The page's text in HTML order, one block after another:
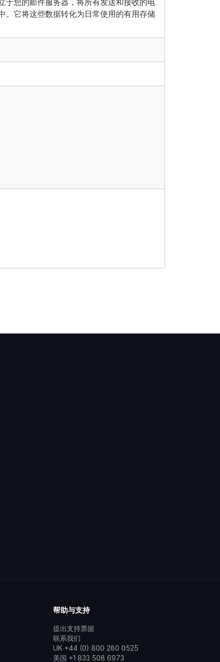
于您的邮件服务器，将所有发送和接收的电
。它将这些数据转化为日常使用的有用存储
帮助与支持
提出支持票据
联系我们
UK +44 (0) 800 280 0525
美国 +1 833 508 6973